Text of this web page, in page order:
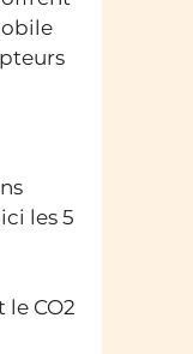
les 5
CO2